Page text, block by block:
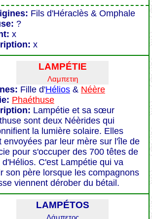
Fils d'Héraclès & Omphale
?
x
x
LAMPÉTIE
Λαμπετιη
Fille d'Hélios & Néère
Phaéthuse
Lampétie et sa sœur
sont deux Néèrides qui
la lumière solaire. Elles
envoyées par leur mère sur l'île de
pour s'occuper des 700 têtes de
d'Hélios. C'est Lampétie qui va
son père lorsque les compagnons
viennent dérober du bétail.
LAMPÉTOS
Λάμπετος